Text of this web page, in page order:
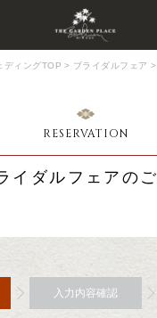
ディングTOP > ブライダルフェア >
RESERVATION
イダルフェアの
入力内容確認